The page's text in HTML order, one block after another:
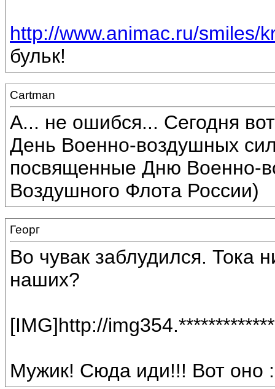
http://www.animac.ru/smiles/
бульк!
Cartman
А... не ошибся... Сегодня
День Военно-воздушных
посвященные Дню Военно-
Воздушного Флота России)
Георг
Во чувак заблудился. Тока
наших?
[IMG]http://
Мужик! Сюда иди!!! Вот оно